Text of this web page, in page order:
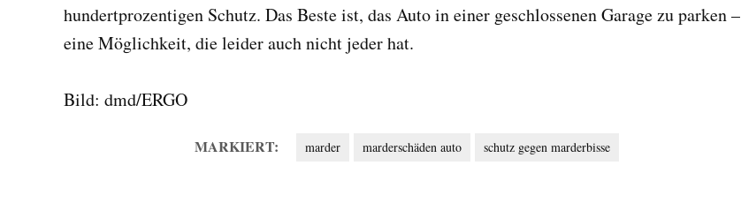
hundertprozentigen Schutz. Das Beste ist, das Auto in einer geschlossenen Garage zu parken –
eine Möglichkeit, die leider auch nicht jeder hat.
Bild: dmd/ERGO
MARKIERT: marder marderschäden auto schutz gegen marderbisse